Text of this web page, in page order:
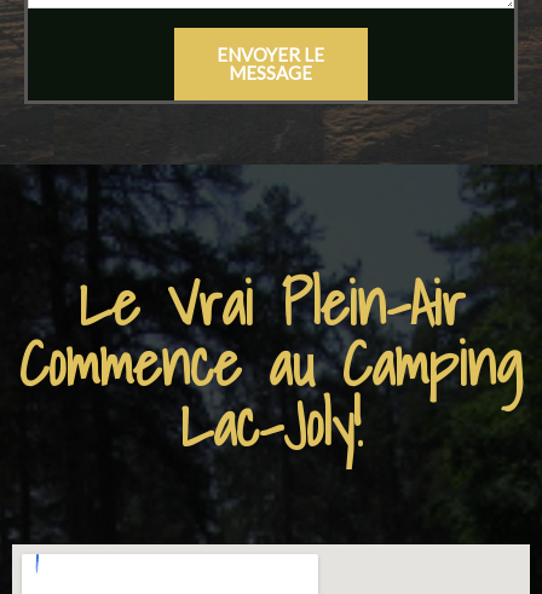
ENVOYER LE
MESSAGE
Le Vrai Plein-Air
Commence au Camping
Lac-Joly!